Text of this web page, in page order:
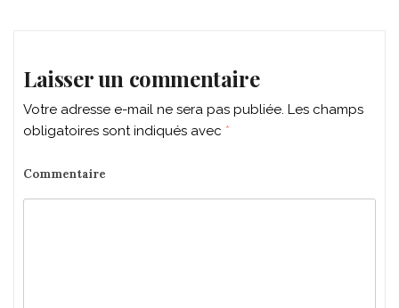
Laisser un commentaire
Votre adresse e-mail ne sera pas publiée. Les champs
obligatoires sont indiqués avec *
Commentaire